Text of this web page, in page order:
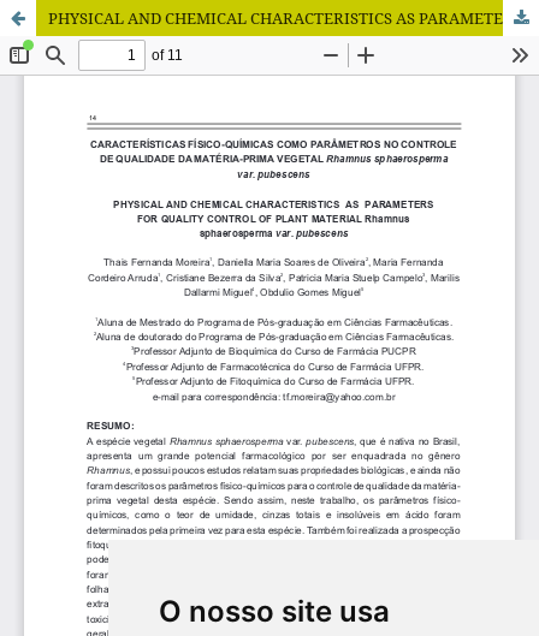
O nosso site usa
PHYSICAL AND CHEMICAL CHARACTERISTICS AS PARAMETERS FOR QUALITY CONTROL OF PLANT MATERIAL Rhamnus sphaerosperma var. pubescens